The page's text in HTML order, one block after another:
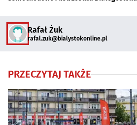
Rafał Żuk
rafal.zuk@bialystokonline.pl
PRZECZYTAJ TAKŻE